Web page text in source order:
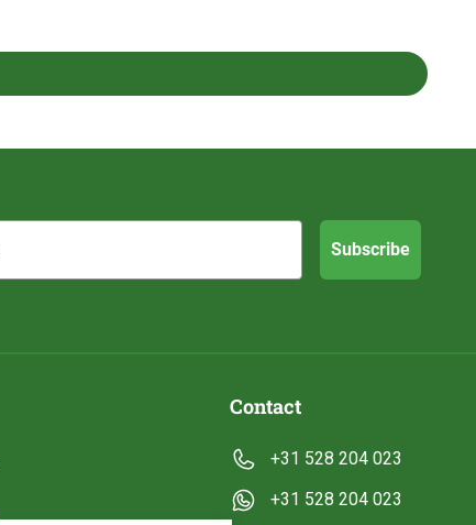
Subscribe
Contact
+31 528 204 023
+31 528 204 023